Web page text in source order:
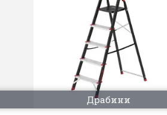
Драбини